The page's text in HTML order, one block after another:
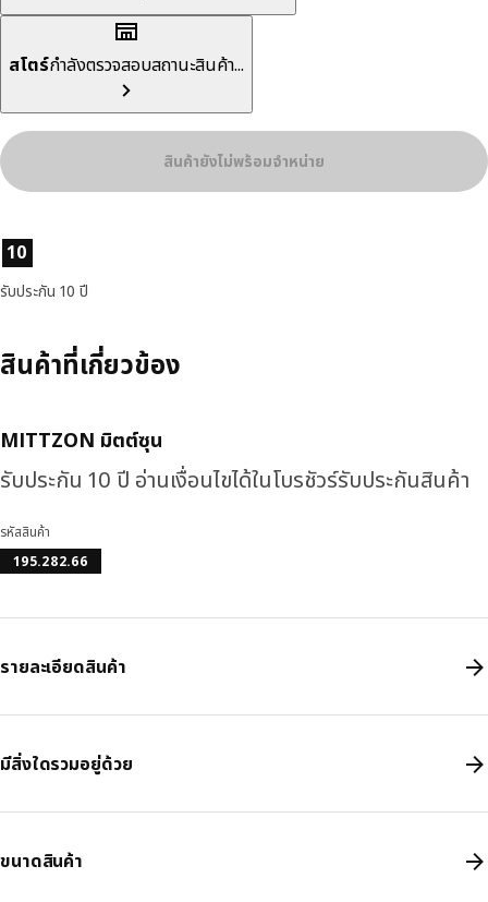
สโตร์กำลังตรวจสอบสถานะสินค้า...
สินค้ายังไม่พร้อมจำหน่าย
ลักษณะสินค้า
10
รับประกัน 10 ปี
สินค้าที่เกี่ยวข้อง
MITTZON มิตต์ซุน
รับประกัน 10 ปี อ่านเงื่อนไขได้ในโบรชัวร์รับประกันสินค้า
รหัสสินค้า
195.282.66
รายละเอียดสินค้า
มีสิ่งใดรวมอยู่ด้วย
ขนาดสินค้า